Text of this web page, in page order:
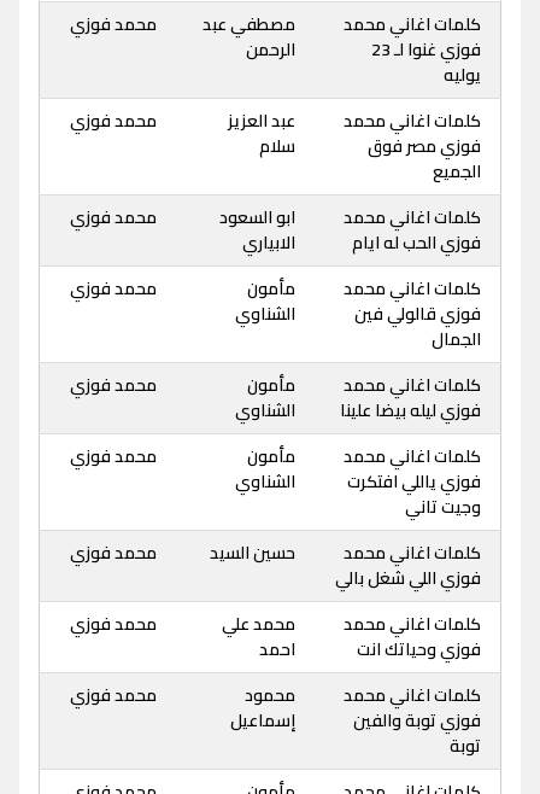
كلمات اغاني محمد
فوزي غنوا لـ 23
يوليه
مصطفي عبد
الرحمن
محمد فوزي
كلمات اغاني محمد
فوزي مصر فوق
الجميع
عبد العزيز
سلام
محمد فوزي
كلمات اغاني محمد
فوزي الحب له ايام
ابو السعود
الابياري
محمد فوزي
كلمات اغاني محمد
فوزي قالولي فين
الجمال
مأمون
الشناوي
محمد فوزي
كلمات اغاني محمد
فوزي ليله بيضا علينا
مأمون
الشناوي
محمد فوزي
كلمات اغاني محمد
فوزي ياللي افتكرت
وجيت تاني
مأمون
الشناوي
محمد فوزي
كلمات اغاني محمد
فوزي اللي شغل بالي
حسين السيد محمد فوزي
كلمات اغاني محمد
فوزي وحياتك انت
محمد علي
احمد
محمد فوزي
كلمات اغاني محمد
فوزي توبة والفين
توبة
محمود
إسماعيل
محمد فوزي